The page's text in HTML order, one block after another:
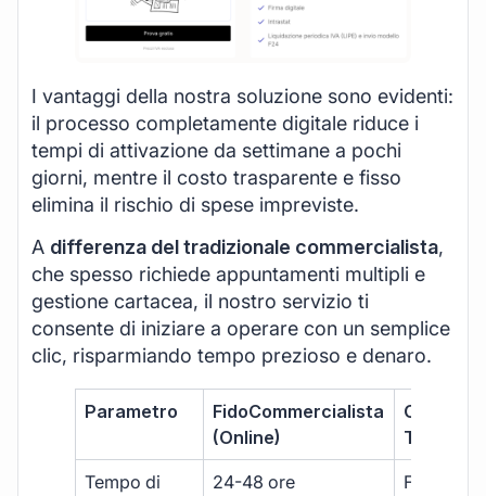
I vantaggi della nostra soluzione sono evidenti:
il processo completamente digitale riduce i
tempi di attivazione da settimane a pochi
giorni, mentre il costo trasparente e fisso
elimina il rischio di spese impreviste.
A differenza del tradizionale commercialista,
che spesso richiede appuntamenti multipli e
gestione cartacea, il nostro servizio ti
consente di iniziare a operare con un semplice
clic, risparmiando tempo prezioso e denaro.
Parametro
FidoCommercialista
(Online)
Tempo di
24-48 ore Fino a 30